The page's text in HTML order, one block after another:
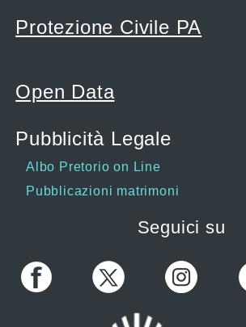
Protezione Civile PA
Open Data
Pubblicità Legale
Albo Pretorio on Line
Pubblicazioni matrimoni
Seguici su